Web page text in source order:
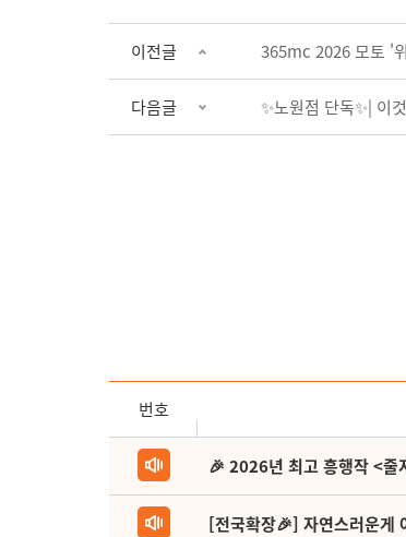
이전글 365mc 2026 모토 '
다음글 ✨노원점 단독✨| 이
번호
🎉 2026년 최고 흥행작 <줄
[전국확장🎉] 자연스러운게